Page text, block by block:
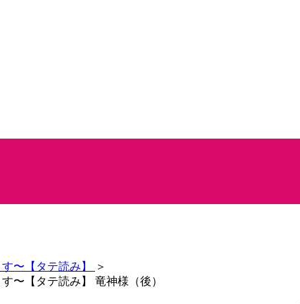
〜【タテ読み】
＞
〜【タテ読み】 竜神様（後）